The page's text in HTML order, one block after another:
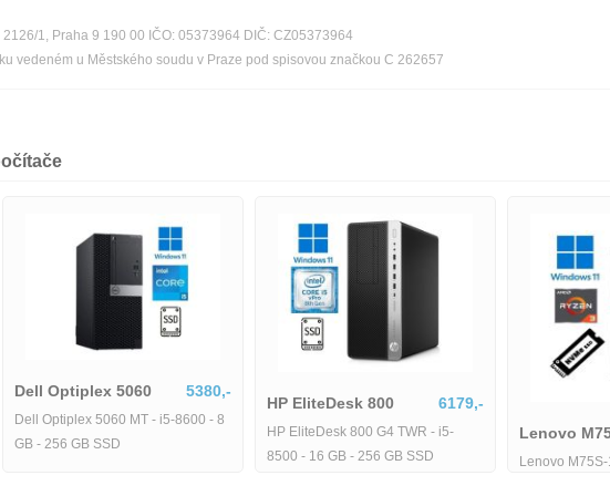
1, Praha 9 190 00 IČO: 05373964 DIČ: CZ05373964
vedeném u Městského soudu v Praze pod spisovou značkou C 262657
Optiplex
3060 SFF i5-
Dell Optiplex 5060
Dell Optiplex 5060 MT - i5-8600 - 8
HP EliteDesk 800
HP EliteDesk 800 G4 TWR - i5-
8500 - 16 GB - 256 GB SSD